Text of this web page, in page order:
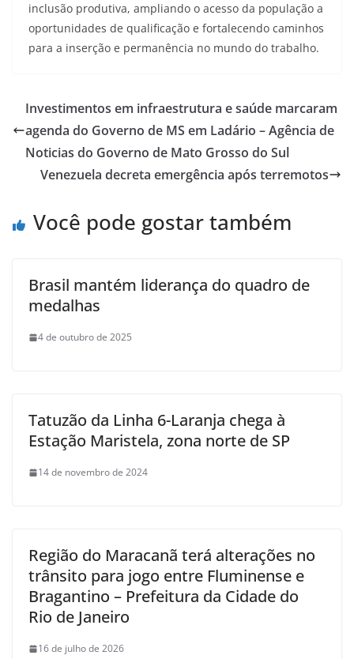
inclusão produtiva, ampliando o acesso da população a
oportunidades de qualificação e fortalecendo caminhos
para a inserção e permanência no mundo do trabalho.
Investimentos em infraestrutura e saúde marcaram
agenda do Governo de MS em Ladário – Agência de
Noticias do Governo de Mato Grosso do Sul
Venezuela decreta emergência após terremotos
Você pode gostar também
Brasil mantém liderança do quadro de
medalhas
4 de outubro de 2025
Tatuzão da Linha 6-Laranja chega à
Estação Maristela, zona norte de SP
14 de novembro de 2024
Região do Maracanã terá alterações no
trânsito para jogo entre Fluminense e
Bragantino – Prefeitura da Cidade do
Rio de Janeiro
16 de julho de 2026